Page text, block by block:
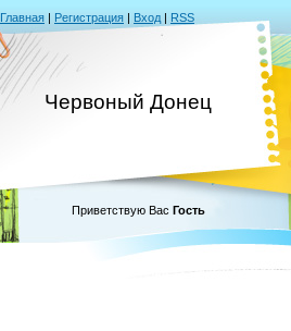
Главная | Регистрация | Вход | RSS
Червоный Донец
Приветствую Вас Гость